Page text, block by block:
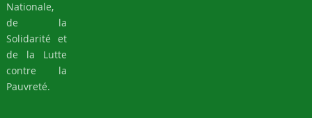
Nationale,
de la
Solidarité et
de la Lutte
contre la
Pauvreté.